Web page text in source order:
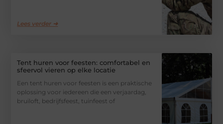
Lees verder ➜
Tent huren voor feesten: comfortabel en
sfeervol vieren op elke locatie
Een tent huren voor feesten is een praktische
oplossing voor iedereen die een verjaardag,
bruiloft, bedrijfsfeest, tuinfeest of